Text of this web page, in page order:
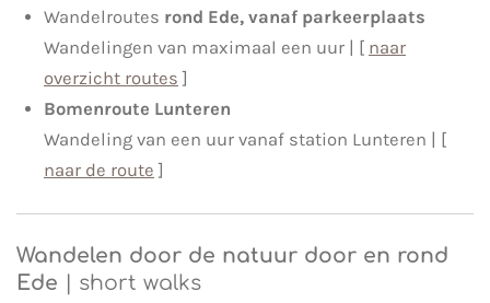
Wandelroutes rond Ede, vanaf parkeerplaats
Wandelingen van maximaal een uur | [ naar
overzicht routes ]
Bomenroute Lunteren
Wandeling van een uur vanaf station Lunteren | [
naar de route ]
Wandelen door de natuur door en rond
Ede | short walks